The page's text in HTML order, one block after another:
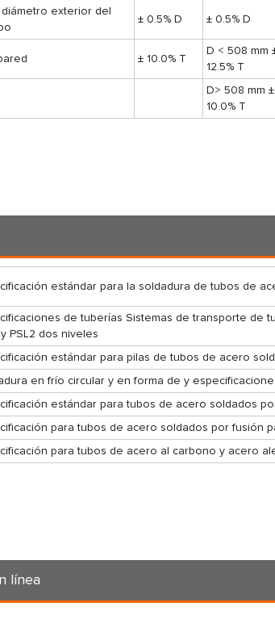
exterior del
± 0.5% D ± 0.5% D
± 10.0% T
D < 508 mm
12.5% T
D> 508 mm ±
10.0% T
estándar para la soldadura de tubos de
de tuberías Sistemas de transporte de
y PSL2 dos niveles
estándar para pilas de tubos de acero
en frío circular y en forma de y
estándar para tubos de acero soldados
para tubos de acero soldados por fusión
para tubos de acero al carbono y acero
línea